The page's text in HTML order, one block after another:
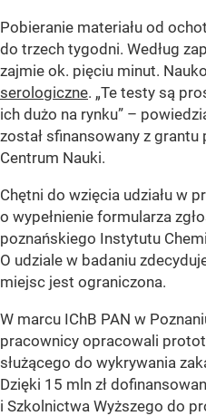
Pobieranie materiału od
do trzech tygodni. Według
zajmie ok. pięciu minut.
serologiczne. „Te testy są
ich dużo na rynku” –
został sfinansowany z
Centrum Nauki.
Chętni do wzięcia udziału w
o wypełnienie formularza
poznańskiego Instytutu
O udziale w badaniu
miejsc jest ograniczona.
W marcu IChB PAN w
pracownicy opracowali
służącego do wykrywania
Dzięki 15 mln zł
i Szkolnictwa Wyższego do